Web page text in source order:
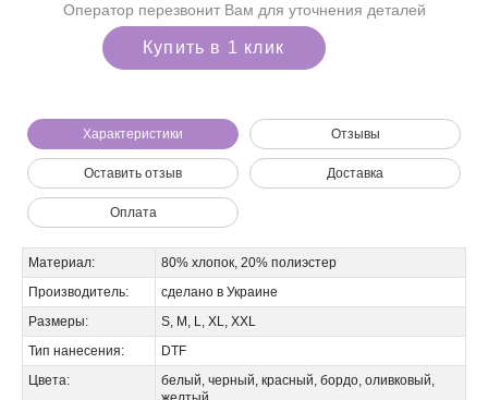
Оператор перезвонит Вам для уточнения деталей
Купить в 1 клик
Характеристики Отзывы
Оставить отзыв Доставка
Оплата
Материал:
80% хлопок, 20% полиэстер
Производитель:
сделано в Украине
Размеры:
S, M, L, XL, XXL
Тип нанесения:
DTF
Цвета:
белый, черный, красный, бордо, оливковый,
Мы позвоним вам на номер: